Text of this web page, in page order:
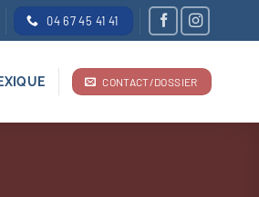
04 67 45 41 41
CONTACT/DOSSIER